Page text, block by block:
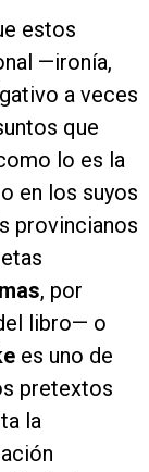
estos
—ironía,
a veces
que
lo es la
en los suyos
provincianos
, por
libro— o
es uno de
pretextos
la